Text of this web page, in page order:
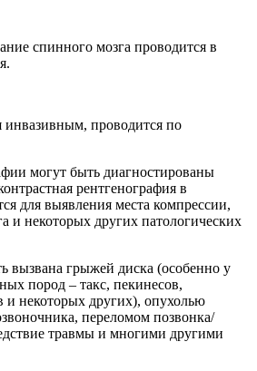
спинного мозга проводится в
инвазивным, проводится по
могут быть диагностированы
рентгенография в
для выявления места компрессии,
и некоторых других патологических
вызвана грыжей диска (особенно у
пород – такс, пекинесов,
и некоторых других), опухолью
переломом позвонка/
травмы и многими другими